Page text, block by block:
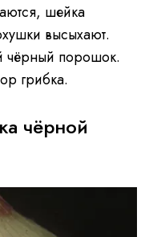
шейка
высыхают.
чёрный порошок.
грибка.
чёрной